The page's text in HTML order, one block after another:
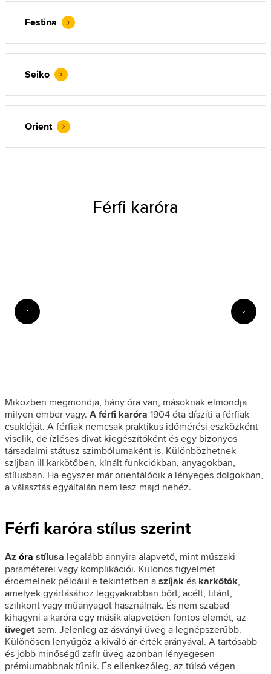
Festina
Seiko
Orient
Férfi karóra
Miközben megmondja, hány óra van, másoknak elmondja
milyen ember vagy. A férfi karóra 1904 óta díszíti a férfiak
csuklóját. A férfiak nemcsak praktikus időmérési eszközként
viselik, de ízléses divat kiegészítőként és egy bizonyos
társadalmi státusz szimbólumaként is. Különbözhetnek
szíjban ill karkötőben, kínált funkciókban, anyagokban,
stílusban. Ha egyszer már orientálódik a lényeges dolgokban,
a választás egyáltalán nem lesz majd nehéz.
Férfi karóra stílus szerint
Az óra stílusa legalább annyira alapvető, mint műszaki
paraméterei vagy komplikációi. Különös figyelmet
érdemelnek például e tekintetben aszíjakés karkötők,
amelyek gyártásához leggyakrabban bőrt, acélt, titánt,
szilikont vagy műanyagot használnak. És nem szabad
kihagyni a karóra egy másik alapvetően fontos elemét, az
üvegetsem. Jelenleg az ásványi üveg a legnépszerűbb.
Különösen lenyűgöz a kiváló ár-érték arányával. A tartósabb
és jobb minőségű zafír üveg azonban lényegesen
prémiumabbnak tűnik. És ellenkezőleg, az túlsó végen